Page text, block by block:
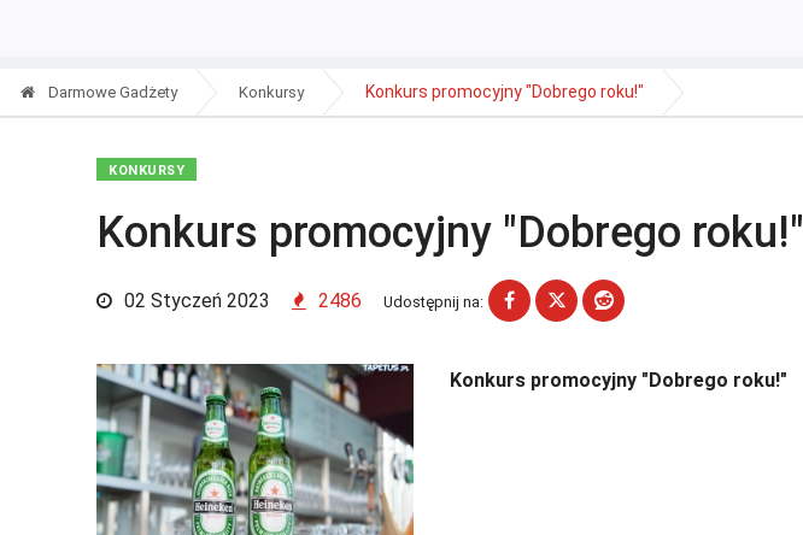
Darmowe Gadżety Konkursy Konkurs promocyjny "Dobrego roku!"
KONKURSY
Konkurs promocyjny "Dobrego roku!"
02 Styczeń 2023 2486 Udostępnij na:
Konkurs promocyjny "Dobrego roku!"